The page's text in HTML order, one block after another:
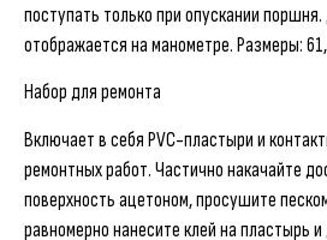
поступать только при опускании
отображается на манометре. Размеры:
Набор для ремонта
Включает в себя PVC-пластыри и
ремонтных работ. Частично накачайте
поверхность ацетоном, просушите
равномерно нанесите клей на пластырь